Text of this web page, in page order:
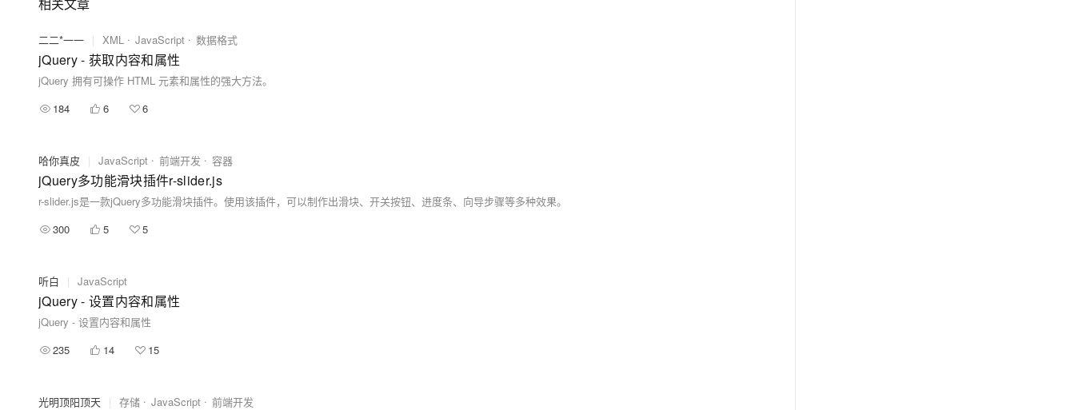
二二*一一 | XML JavaScript 数据格式
jQuery - 获取内容和属性
jQuery 拥有可操作 HTML 元素和属性的强大方法。
184
6 6
哈你真皮 | JavaScript 前端开发 容器
jQuery多功能滑块插件r-slider.js
r-slider.js是一款jQuery多功能滑块插件。使用该插件，可以制作出滑块、开关按钮、进度条、向导步骤等多种效果。
300
5 5
听白 | JavaScript
jQuery - 设置内容和属性
jQuery - 设置内容和属性
235
14 15
光明顶阳顶天 | 存储 JavaScript 前端开发